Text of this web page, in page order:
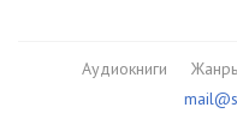
Аудиокниги